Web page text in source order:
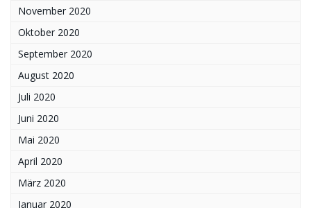
November 2020
Oktober 2020
September 2020
August 2020
Juli 2020
Juni 2020
Mai 2020
April 2020
März 2020
Januar 2020